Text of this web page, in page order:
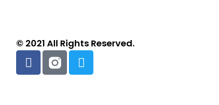
© 2021 All Rights Reserved.